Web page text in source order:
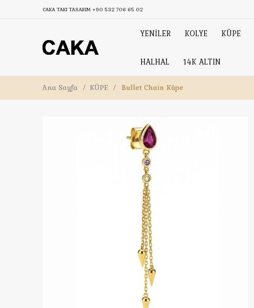
CAKA TAKI TASARIM +90 532 706 65 02
YENİLER KOLYE KÜPE
HALHAL 14K ALTIN
Ana Sayfa / KÜPE / Bullet Chain Küpe